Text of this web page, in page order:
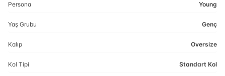
Persona Young
Yaş Grubu Genç
Kalıp Oversize
Kol Tipi Standart Kol